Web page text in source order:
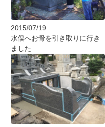
2015/07/19
水俣へお骨を引き取りに行き
ました